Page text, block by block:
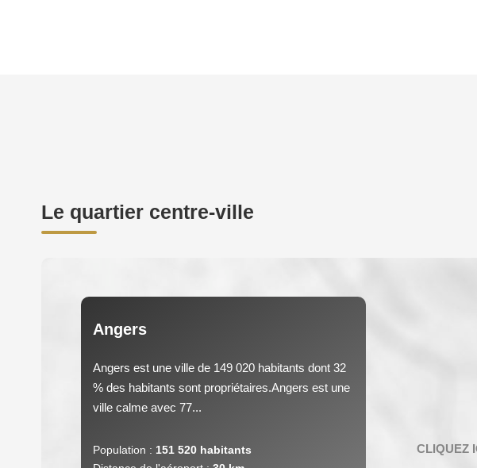
Le quartier centre-ville
Angers
Angers est une ville de 149 020 habitants dont 32
% des habitants sont propriétaires.Angers est une
ville calme avec 77...
Population : 151 520 habitants